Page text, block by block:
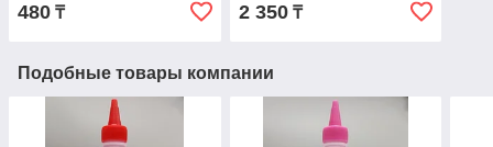
480 ₸ 2 350₸
Подобные товары компании